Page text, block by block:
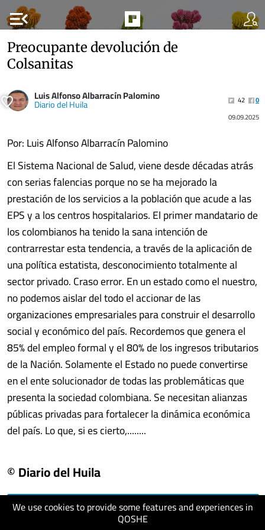
menu_open
We use cookies to provide some features and experiences in
QOSHE
Preocupante devolución de
Colsanitas
Luis Alfonso Albarracín Palomino
Diario del Huila 42
0
09.09.2025
Por: Luis Alfonso Albarracín Palomino
El Sistema Nacional de Salud, viene desde décadas atrás
con serias falencias porque no se ha mejorado la
prestación de los servicios a la población que acude a las
EPS y a los centros hospitalarios. El primer mandatario de
los colombianos ha tenido la sana intención de
contrarrestar esta tendencia, a través de la aplicación de
una política estatista, desconocimiento totalmente al
sector privado. Craso error. En un estado como el nuestro,
no podemos aislar del todo el accionar de las
organizaciones empresariales para construir el desarrollo
social y económico del país. Recordemos que genera el
85% del empleo formal y el 80% de los ingresos tributarios
de la Nación. Solamente el Estado no puede convertirse
en el ente solucionador de todas las problemáticas que
presenta la sociedad colombiana. Se necesitan alianzas
públicas privadas para fortalecer la dinámica económica
del país. Lo que, si es cierto,........
© Diario del Huila
visit website